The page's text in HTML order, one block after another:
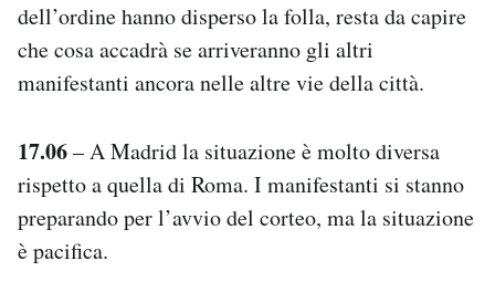
dell’ordine hanno disperso la folla, resta da capire
che cosa accadrà se arriveranno gli altri
manifestanti ancora nelle altre vie della città.
17.06– A Madrid la situazione è molto diversa
rispetto a quella di Roma. I manifestanti si stanno
preparando per l’avvio del corteo, ma la situazione
è pacifica.